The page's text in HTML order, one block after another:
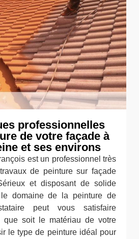
professionnelles
de votre façade à
et ses environs
est un professionnel très
de peinture sur façade
et disposant de solide
domaine de la peinture de
peut vous satisfaire
que soit le matériau de votre
le type de peinture idéal pour